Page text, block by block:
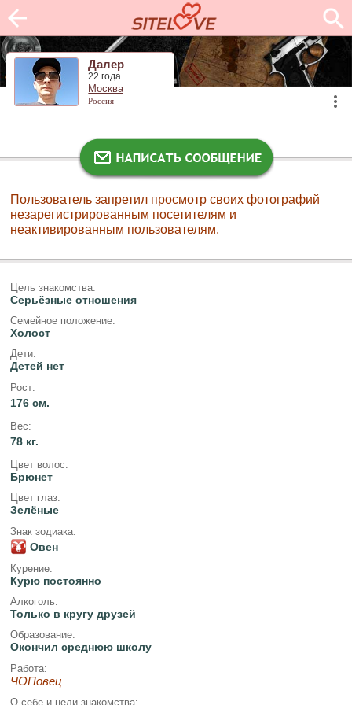
Далер
22 года
Москва
Россия
Пользователь запретил просмотр своих фотографий
незарегистрированным посетителям и
неактивированным пользователям.
Цель знакомства:
Серьёзные отношения
Семейное положение:
Холост
Дети:
Детей нет
Рост:
176 см.
Вес:
78 кг.
Цвет волос:
Брюнет
Цвет глаз:
Зелёные
Знак зодиака:
Овен
Курение:
Курю постоянно
Алкоголь:
Только в кругу друзей
Образование:
Окончил среднюю школу
Работа:
ЧОПовец
О себе и цели знакомства: